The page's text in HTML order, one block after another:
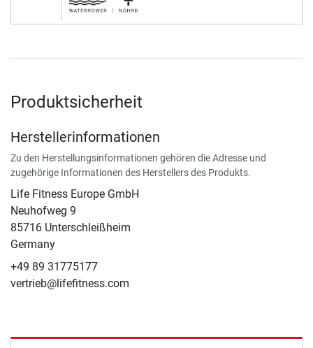
Produktsicherheit
Herstellerinformationen
Zu den Herstellungsinformationen gehören die Adresse und
zugehörige Informationen des Herstellers des Produkts.
Life Fitness Europe GmbH
Neuhofweg 9
85716 Unterschleißheim
Germany
+49 89 31775177
vertrieb@lifefitness.com